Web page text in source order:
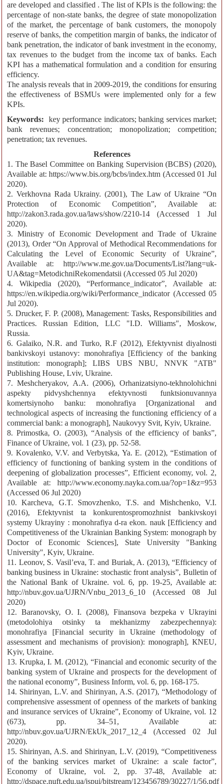
are developed and classified . The list of KPIs is the following: the
percentage of non-state banks, the degree of state monopolization
of the market, the percentage of bank customers, the monopoly
reserve of banks, the competition margin of banks, the indicator of
bank penetration, the indicator of bank investment in the economy,
tax revenues to the budget from the income tax of banks. Each
KPI has a mathematical formulation and a condition for ensuring
efficiency.
The analysis reveals that in 2009-2019, the conditions for ensuring
the effectiveness of BSMUs were implemented only for a few
KPIs.
Keywords:
key performance indicators; banking services market;
bank revenues; concentration; monopolization; competition;
penetration; tax revenues.
References
1. The Basel Committee on Banking Supervision (BCBS) (2020),
Available at: https://www.bis.org/bcbs/index.htm (Accessed 01 Jul
2020).
2. Verkhovna Rada Ukrainy. (2001), The Law of Ukraine “On
Protection of Economic Competition”, Available at:
http://zakon3.rada.gov.ua/laws/show/2210-14 (Accessed 1 Jul
2020).
3. Ministry of Economic Development and Trade of Ukraine
(2013), Order “On Approval of Methodical Recommendations for
Calculating the Level of Economic Security of Ukraine”,
Available at: http://www.me.gov.ua/Documents/List?lang=uk-
UA&tag=MetodichniRekomendatsii (Accessed 05 Jul 2020)
4. Wikipedia (2020), “Performance_indicator”, Available at:
https://en.wikipedia.org/wiki/Performance_indicator (Accessed 05
Jul 2020).
5. Drucker, F. P. (2008), Management: Tasks, Responsibilities and
Practices. Russian Edition, LLC "I.D. Williams", Moskow,
Russia.
6. Galaiko, N.R. and Turko, R.F (2012), Efektyvnist diyalnosti
bankivskoyi ustanovy: monohrafiya [Efficiency of the banking
institution: monograph]; LIBS UBS NBU, NNVK "ATB"
Publishing House, Lviv, Ukraine.
7. Meshcheryakov, A.A. (2006), Orhanizatsiyno-tekhnolohichni
aspekty pidvyshchennya efektyvnosti funktsionuvannya
komertsiynoho banku: monohrafiya [Organizational and
technological aspects of increasing the functioning efficiency of a
commercial bank: a monograph], Naukovyy Svit, Kyiv, Ukraine.
8. Primostka, O. (2003), “Analysis of the efficiency of banks”,
Finance of Ukraine, vol. 1 (23), pp. 52-58.
9. Kovalenko, V.V. and Verbytska, Ya. E. (2012), “Estimation of
efficiency of functioning of banking system in the conditions of
deepening of globalization processes”, Efficient economy, vol. 2,
Available at: http://www.economy.nayka.com.ua/?op=1&z=953
(Accessed 06 Jul 2020)
10. Karcheva, G.T. Smovzhenko, T.S. and Mishchenko, V.I.
(2016), Efektyvnist ta konkurentospromozhnist bankivskoyi
systemy Ukrayiny : monohrafiya d-ra ekon. nauk [Efficiency and
Competitiveness of the Ukrainian Banking System: monograph by
Doctor of Economic Sciences], State University "Banking
University", Kyiv, Ukraine.
11. Leonov, S. Vasil’eva, T. and Buriak, A. (2013), “Efficiency of
banking business in Ukraine: stochastic front analysis”, Bulletin of
the National Bank of Ukraine. vol. 6, pp. 19-25, Available at:
http://nbuv.gov.ua/UJRN/Vnbu_2013_6_10 (Accessed 08 Jul
2020)
12. Baranovsky, O. I. (2008), Finansova bezpeka v Ukrayini
(metodolohiya otsinky ta mekhanizmy zabezpechennya):
monohrafiya [Financial security in Ukraine (methodology of
assessment and mechanisms of provision): monograph], КNЕU,
Kyiv, Ukraine.
13. Krupka, I. M. (2012), “Financial and economic security of the
banking system of Ukraine and prospects for the development of
the national economy”, Business Inform, vol. 6, pp. 168-175.
14. Shirinyan, L.V. and Shirinyan, A.S. (2017), “Methodology of
comprehensive assessment of openness of the markets of banking
and insurance services of Ukraine”, Economy of Ukraine, vol. 12
(673), pp. 34–51, Available at:
http://nbuv.gov.ua/UJRN/EkUk_2017_12_4 (Accessed 02 Jul
2020).
15. Shirinyan, A.S. and Shirinyan, L.V. (2019), “Competitiveness
of the banking services market of Ukraine: a scale factor”,
Economy of Ukraine, vol. 2, pp. 37-48, Available at:
http://dspace.nuft.edu.ua/jspui/bitstream/123456789/30227/1/56.pdf